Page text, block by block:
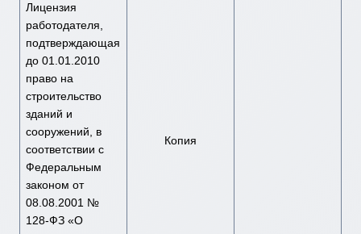
Лицензия
работодателя,
подтверждающая
до 01.01.2010
право на
строительство
зданий и
сооружений, в
соответствии с
Федеральным
законом от
08.08.2001 №
128-ФЗ «О
Копия